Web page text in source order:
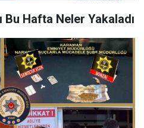
Hafta Neler Yakaladı